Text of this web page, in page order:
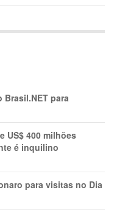
para
US$ 400 milhões
é inquilino
para visitas no Dia